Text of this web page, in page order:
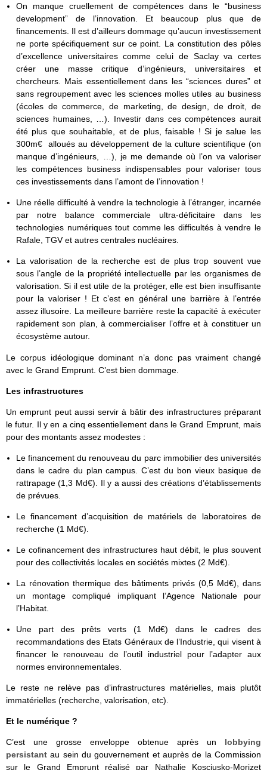
On manque cruellement de compétences dans le “business
development” de l’innovation. Et beaucoup plus que de
financements. Il est d’ailleurs dommage qu’aucun investissement
ne porte spécifiquement sur ce point. La constitution des pôles
d’excellence universitaires comme celui de Saclay va certes
créer une masse critique d’ingénieurs, universitaires et
chercheurs. Mais essentiellement dans les “sciences dures” et
sans regroupement avec les sciences molles utiles au business
(écoles de commerce, de marketing, de design, de droit, de
sciences humaines, …). Investir dans ces compétences aurait
été plus que souhaitable, et de plus, faisable ! Si je salue les
300m€ alloués au développement de la culture scientifique (on
manque d’ingénieurs, …), je me demande où l’on va valoriser
les compétences business indispensables pour valoriser tous
ces investissements dans l’amont de l’innovation !
Une réelle difficulté à vendre la technologie à l’étranger, incarnée
par notre balance commerciale ultra-déficitaire dans les
technologies numériques tout comme les difficultés à vendre le
Rafale, TGV et autres centrales nucléaires.
La valorisation de la recherche est de plus trop souvent vue
sous l’angle de la propriété intellectuelle par les organismes de
valorisation. Si il est utile de la protéger, elle est bien insuffisante
pour la valoriser ! Et c’est en général une barrière à l’entrée
assez illusoire. La meilleure barrière reste la capacité à exécuter
rapidement son plan, à commercialiser l’offre et à constituer un
écosystème autour.
Le corpus idéologique dominant n’a donc pas vraiment changé
avec le Grand Emprunt. C’est bien dommage.
Les infrastructures
Un emprunt peut aussi servir à bâtir des infrastructures préparant
le futur. Il y en a cinq essentiellement dans le Grand Emprunt, mais
pour des montants assez modestes :
Le financement du renouveau du parc immobilier des universités
dans le cadre du plan campus. C’est du bon vieux basique de
rattrapage (1,3 Md€). Il y a aussi des créations d’établissements
de prévues.
Le financement d’acquisition de matériels de laboratoires de
recherche (1 Md€).
Le cofinancement des infrastructures haut débit, le plus souvent
pour des collectivités locales en sociétés mixtes (2 Md€).
La rénovation thermique des bâtiments privés (0,5 Md€), dans
un montage compliqué impliquant l’Agence Nationale pour
l’Habitat.
Une part des prêts verts (1 Md€) dans le cadres des
recommandations des Etats Généraux de l’Industrie, qui visent à
financer le renouveau de l’outil industriel pour l’adapter aux
normes environnementales.
Le reste ne relève pas d’infrastructures matérielles, mais plutôt
immatérielles (recherche, valorisation, etc).
Et le numérique ?
C’est une grosse enveloppe obtenue après un lobbying
persistant au sein du gouvernement et auprès de la Commission
sur le Grand Emprunt réalisé par Nathalie Kosciusko-Morizet